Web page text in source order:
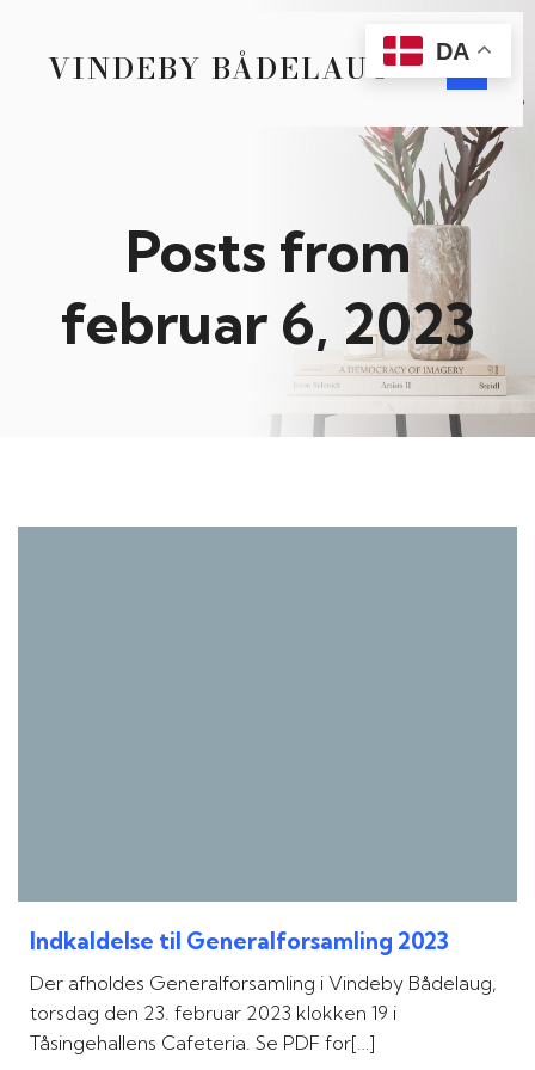
VINDEBY BÅDELAUG
Posts from
februar 6, 2023
Indkaldelse til Generalforsamling 2023
Der afholdes Generalforsamling i Vindeby Bådelaug,
torsdag den 23. februar 2023 klokken 19 i
Tåsingehallens Cafeteria. Se PDF for[…]
DA